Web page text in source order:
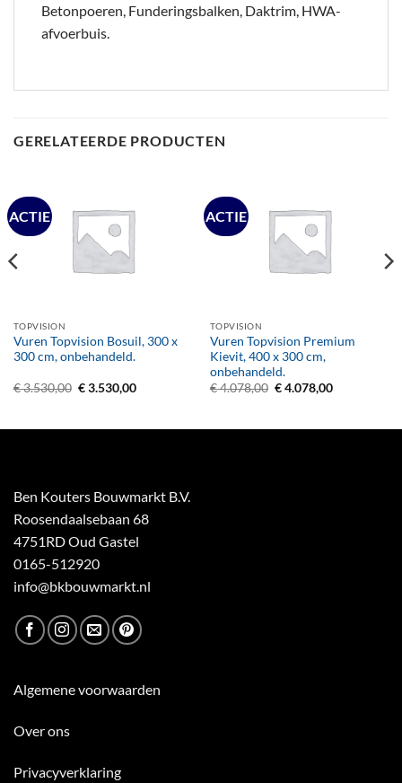
Betonpoeren, Funderingsbalken, Daktrim, HWA-
afvoerbuis.
GERELATEERDE PRODUCTEN
ACTIE
TOPVISION
Vuren Topvision Bosuil, 300 x
300 cm, onbehandeld.
€3.530,00 Oorspronkelijke
€3.530,00Huidige
ACTIE
TOPVISION
Vuren Topvision Premium
Kievit, 400 x 300 cm,
onbehandeld.
€4.078,00 Oorspronkelijke
€4.078,00Huidige
Ben Kouters Bouwmarkt B.V.
Roosendaalsebaan 68
4751RD Oud Gastel
0165-512920
info@bkbouwmarkt.nl
Algemene voorwaarden
Over ons
Privacyverklaring